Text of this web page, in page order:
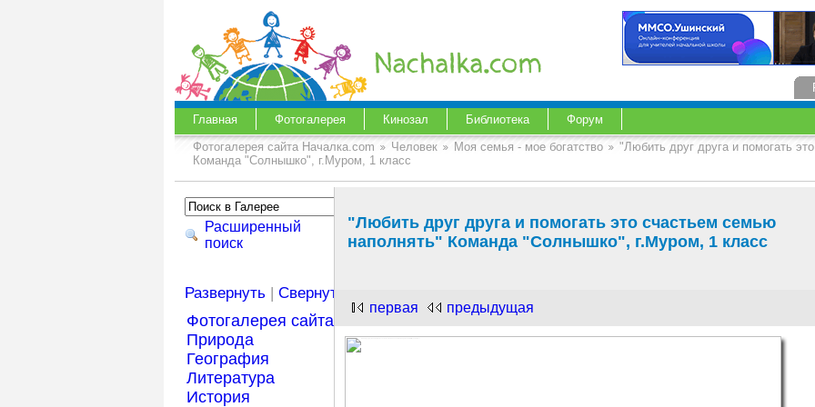
Главная Фотогалерея Кинозал Библиотека Форум
Фотогалерея сайта Началка.com Человек Моя семья - мое богатство
"Любить друг друга и помогать
Команда "Солнышко", г.Муром, 1 класс
Расширенный
поиск
Развернуть |Свернуть
Фотогалерея сайта Началка.com
Природа
География
Литература
История
"Любить друг друга и помогать это счастьем семью
наполнять" Команда "Солнышко", г.Муром, 1 класс
первая предыдущая